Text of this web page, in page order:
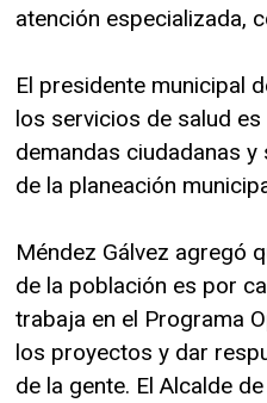
atención especializada,
El presidente municipal
los servicios de salud
demandas ciudadanas
de la planeación
Méndez Gálvez agregó
de la población es por
trabaja en el Programa
los proyectos y dar
de la gente. El Alcalde